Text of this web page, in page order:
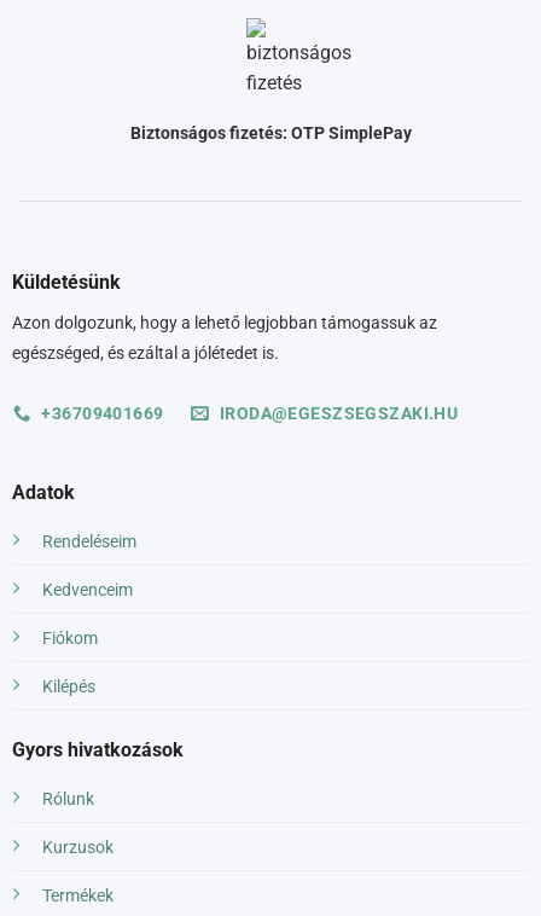
Biztonságos fizetés: OTP SimplePay
Küldetésünk
Azon dolgozunk, hogy a lehető legjobban támogassuk az
egészséged, és ezáltal a jólétedet is.
+36709401669 IRODA@EGESZSEGSZAKI.HU
Adatok
Rendeléseim
Kedvenceim
Fiókom
Kilépés
Gyors hivatkozások
Rólunk
Kurzusok
Termékek